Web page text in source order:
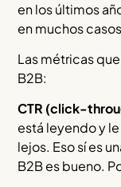
en los últimos
en muchos
Las métricas
B2B:
CTR (click-
está leyendo y
lejos. Eso sí es
B2B es bueno.